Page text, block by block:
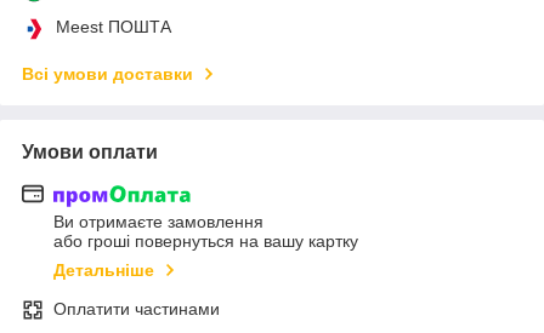
Meest ПОШТА
Всі умови доставки
Умови оплати
Ви отримаєте замовлення
або гроші повернуться на вашу картку
Детальніше
Оплатити частинами